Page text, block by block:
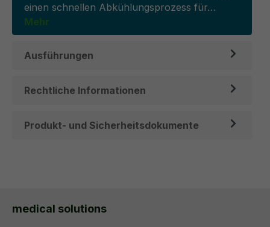
einen schnellen Abkühlungsprozess für…
Mehr
Ausführungen
Rechtliche Informationen
Produkt- und Sicherheitsdokumente
medical solutions